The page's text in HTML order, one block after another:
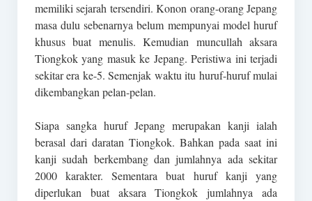
memiliki sejarah tersendiri. Konon orang-orang Jepang
masa dulu sebenarnya belum mempunyai model huruf
khusus buat menulis. Kemudian muncullah aksara
Tiongkok yang masuk ke Jepang. Peristiwa ini terjadi
sekitar era ke-5. Semenjak waktu itu huruf-huruf mulai
dikembangkan pelan-pelan.
Siapa sangka huruf Jepang merupakan kanji ialah
berasal dari daratan Tiongkok. Bahkan pada saat ini
kanji sudah berkembang dan jumlahnya ada sekitar
2000 karakter. Sementara buat huruf kanji yang
diperlukan buat aksara Tiongkok jumlahnya ada